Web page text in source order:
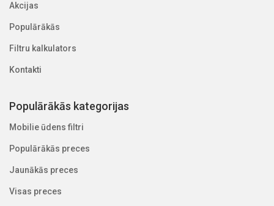
Akcijas
Populārākās
Filtru kalkulators
Kontakti
Populārākās kategorijas
Mobilie ūdens filtri
Populārākās preces
Jaunākās preces
Visas preces